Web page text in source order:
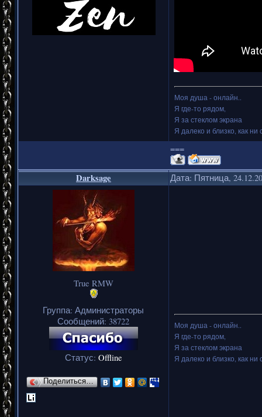
Моя душа - онлайн..
Я где-то рядом,
Я за стеклом экрана
Я далеко и близко, как ни
===
Darksage Дата: Пятница,
True RMW
Группа: Администраторы
Сообщений: 38722
Статус: Offline
Поделиться…
Моя душа - онлайн..
Я где-то рядом,
Я за стеклом экрана
Я далеко и близко, как ни